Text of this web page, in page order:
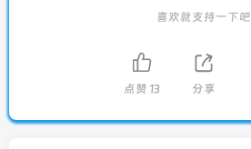
喜欢就支持一下吧
点赞 13 分享